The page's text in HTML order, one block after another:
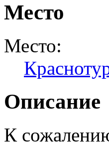
Место
Место:
Описание
К